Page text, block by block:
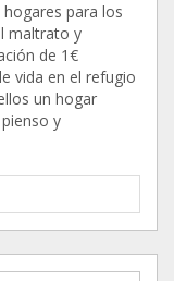
para los
maltrato y
de 1€
vida en el refugio
un hogar
y